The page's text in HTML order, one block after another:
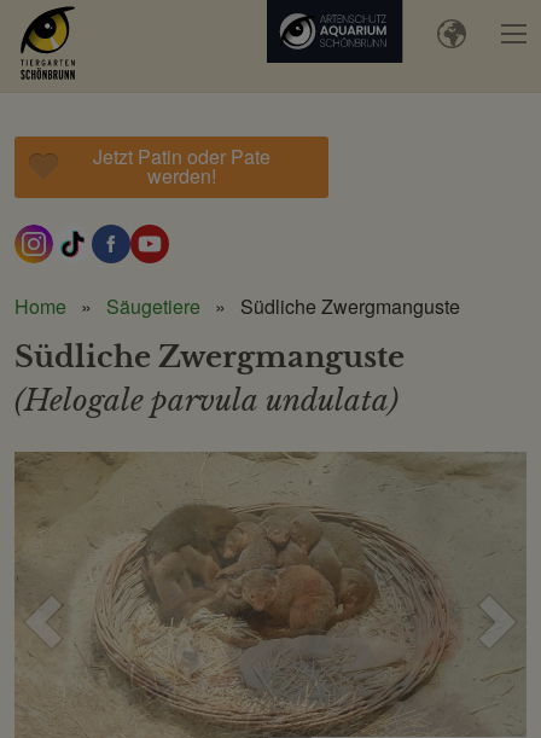
Jetzt Patin oder Pate
werden!
Home Säugetiere Südliche Zwergmanguste
Südliche Zwergmanguste
(Helogale parvula undulata)
Voriges
Bild Bild